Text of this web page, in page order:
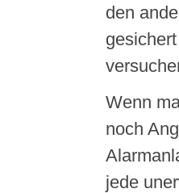
den
Wenn
noch
jede